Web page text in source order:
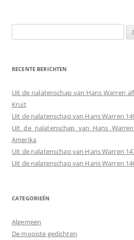
naar:
RECENTE BERICHTEN
Uit de nalatenschap van Hans Warren
Kruit
Uit de nalatenschap van Hans Warren
Uit de nalatenschap van Hans
Amerika
Uit de nalatenschap van Hans Warren
Uit de nalatenschap van Hans Warren
CATEGORIEËN
Algemeen
De mooiste gedichten